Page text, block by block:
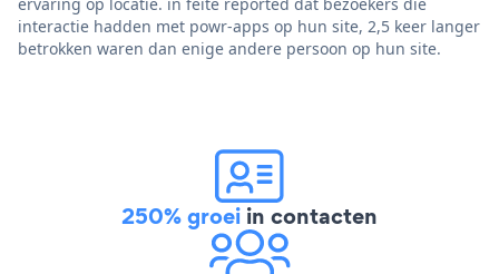
interactie hadden met powr-apps op hun site, 2,5 keer langer
betrokken waren dan enige andere persoon op hun site.
250% groei in contacten